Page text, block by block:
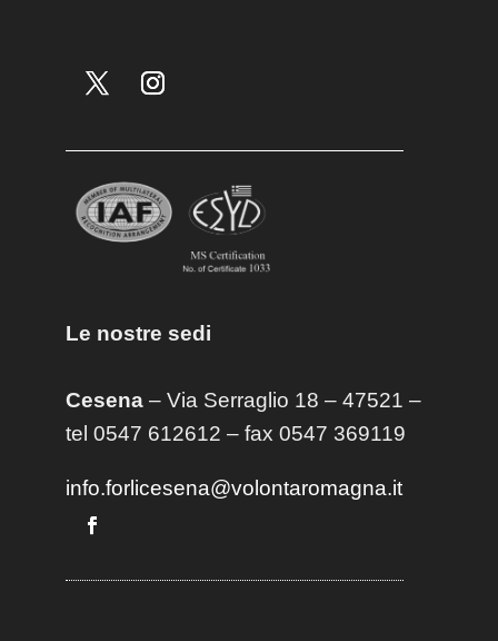
Le nostre sedi
Cesena– Via Serraglio 18 – 47521 –
tel 0547 612612 – fax 0547 369119
info.forlicesena@volontaromagna.it